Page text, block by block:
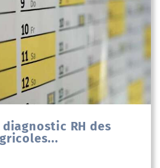
diagnostic RH des